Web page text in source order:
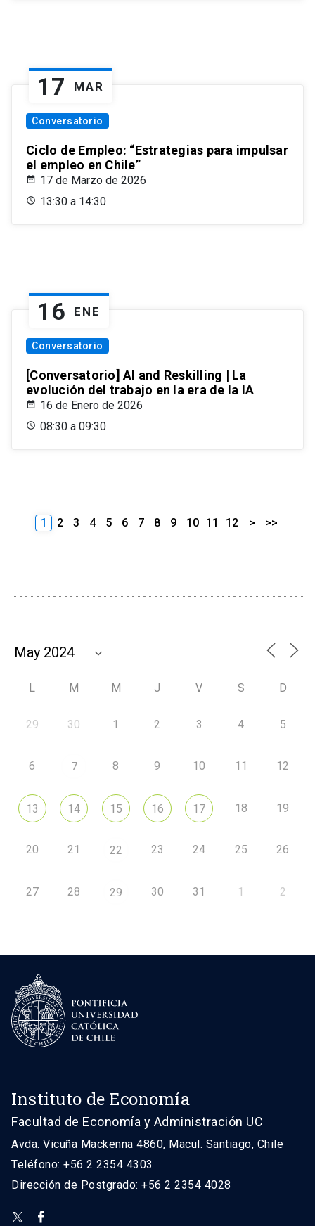
17 MAR
Conversatorio
Ciclo de Empleo: “Estrategias para impulsar
el empleo en Chile”
17 de Marzo de 2026
13:30 a 14:30
16 ENE
Conversatorio
[Conversatorio] AI and Reskilling | La
evolución del trabajo en la era de la IA
16 de Enero de 2026
08:30 a 09:30
1 2 3 4 5 6 7 8 9 10 11 12 > >>
L M M J V S D
29 30 1 2 3 4 5
6 7 8 9 10 11 12
13 14 15 16 17 18 19
20 21 22 23 24 25 26
27 28 29 30 31 1 2
Instituto de Economía
Facultad de Economía y Administración UC
Avda. Vicuña Mackenna 4860, Macul. Santiago, Chile
Teléfono: +56 2 2354 4303
Dirección de Postgrado: +56 2 2354 4028